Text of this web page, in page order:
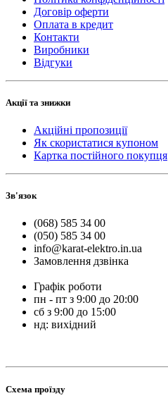
Договір оферти
Оплата в кредит
Контакти
Виробники
Відгуки
Акції та знижки
Акційні пропозиції
Як скористатися купоном
Картка постійного покупця
Зв'язок
(068) 585 34 00
(050) 585 34 00
info@karat-elektro.in.ua
Замовлення дзвінка
Графік роботи
пн - пт з 9:00 до 20:00
сб з 9:00 до 15:00
нд: вихідний
Схема проїзду